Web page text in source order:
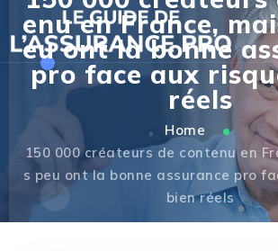
enu en France,
eu ont la bonne
pro face aux
réels
Home
150 000 créateurs de contenu en
s peu ont la bonne assurance pro
bien réels